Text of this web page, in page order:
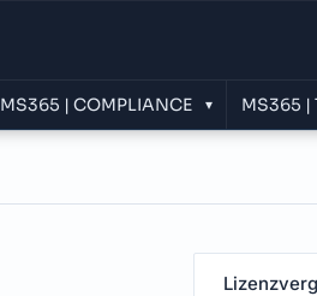
MS365 | COMPLIANCE ▾ MS365 |